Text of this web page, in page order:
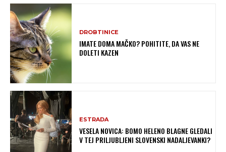
DROBTINICE
IMATE DOMA MAČKO? POHITITE, DA VAS NE
DOLETI KAZEN
ESTRADA
VESELA NOVICA: BOMO HELENO BLAGNE GLEDALI
V TEJ PRILJUBLJENI SLOVENSKI NADALJEVANKI?